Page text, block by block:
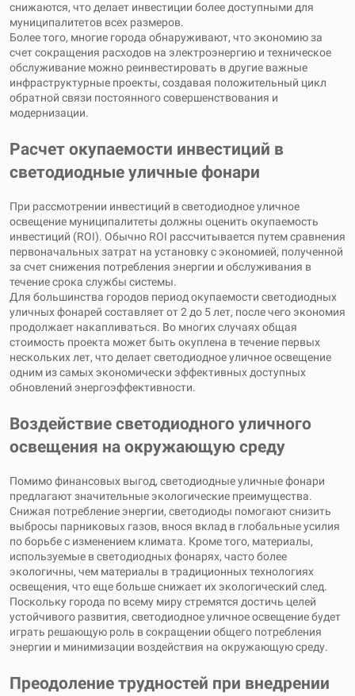
снижаются, что делает инвестиции более доступными для
муниципалитетов всех размеров.
Более того, многие города обнаруживают, что экономию за
счет сокращения расходов на электроэнергию и техническое
обслуживание можно реинвестировать в другие важные
инфраструктурные проекты, создавая положительный цикл
обратной связи постоянного совершенствования и
модернизации.
Расчет окупаемости инвестиций в
светодиодные уличные фонари
При рассмотрении инвестиций в светодиодное уличное
освещение муниципалитеты должны оценить окупаемость
инвестиций (ROI). Обычно ROI рассчитывается путем сравнения
первоначальных затрат на установку с экономией, полученной
за счет снижения потребления энергии и обслуживания в
течение срока службы системы.
Для большинства городов период окупаемости светодиодных
уличных фонарей составляет от 2 до 5 лет, после чего экономия
продолжает накапливаться. Во многих случаях общая
стоимость проекта может быть окуплена в течение первых
нескольких лет, что делает светодиодное уличное освещение
одним из самых экономически эффективных доступных
обновлений энергоэффективности.
Воздействие светодиодного уличного
освещения на окружающую среду
Помимо финансовых выгод, светодиодные уличные фонари
предлагают значительные экологические преимущества.
Снижая потребление энергии, светодиоды помогают снизить
выбросы парниковых газов, внося вклад в глобальные усилия
по борьбе с изменением климата. Кроме того, материалы,
используемые в светодиодных фонарях, часто более
экологичны, чем материалы в традиционных технологиях
освещения, что еще больше снижает их экологический след.
Поскольку города по всему миру стремятся достичь целей
устойчивого развития, светодиодное уличное освещение будет
играть решающую роль в сокращении общего потребления
энергии и минимизации воздействия на окружающую среду.
Преодоление трудностей при внедрении